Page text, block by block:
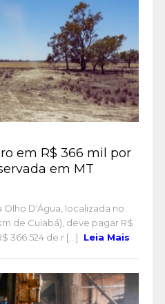
em R$ 366 mil por
em MT
D'Água, localizada no
de Cuiabá), deve pagar R$
366.524 de r [...]
Leia Mais